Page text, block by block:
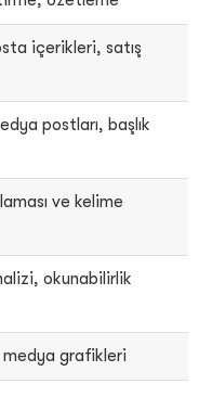
içerikleri, satış
postları, başlık
ve kelime
okunabilirlik
grafikleri